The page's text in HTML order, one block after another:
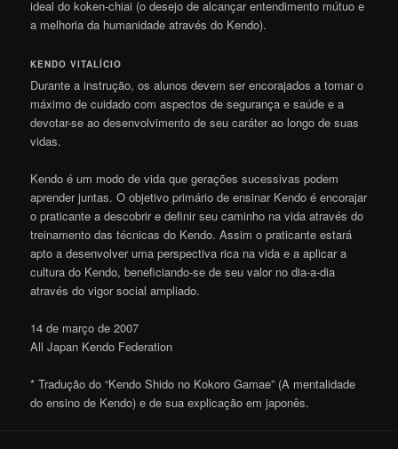
ideal do koken-chiai (o desejo de alcançar entendimento mútuo e
a melhoria da humanidade através do Kendo).
KENDO VITALÍCIO
Durante a instrução, os alunos devem ser encorajados a tomar o
máximo de cuidado com aspectos de segurança e saúde e a
devotar-se ao desenvolvimento de seu caráter ao longo de suas
vidas.
Kendo é um modo de vida que gerações sucessivas podem
aprender juntas. O objetivo primário de ensinar Kendo é encorajar
o praticante a descobrir e definir seu caminho na vida através do
treinamento das técnicas do Kendo. Assim o praticante estará
apto a desenvolver uma perspectiva rica na vida e a aplicar a
cultura do Kendo, beneficiando-se de seu valor no dia-a-dia
através do vigor social ampliado.
14 de março de 2007
All Japan Kendo Federation
* Tradução do “Kendo Shido no Kokoro Gamae” (A mentalidade
do ensino de Kendo) e de sua explicação em japonês.